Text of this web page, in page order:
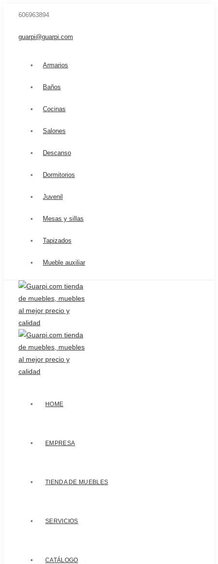
606963894
guarpi@guarpi.com
Armarios
Baños
Cocinas
Salones
Descanso
Dormitorios
Juvenil
Mesas y sillas
Tapizados
Mueble auxiliar
HOME
EMPRESA
TIENDA DE MUEBLES
SERVICIOS
CATÁLOGO